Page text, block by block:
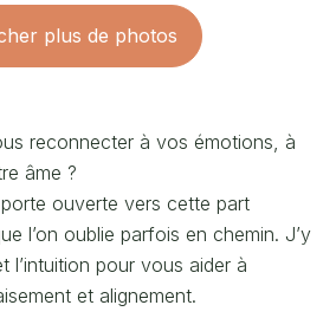
plus de photos
reconnecter à vos émotions, à
âme ?
ouverte vers cette part
l’on oublie parfois en chemin. J’y
l’intuition pour vous aider à
et alignement.